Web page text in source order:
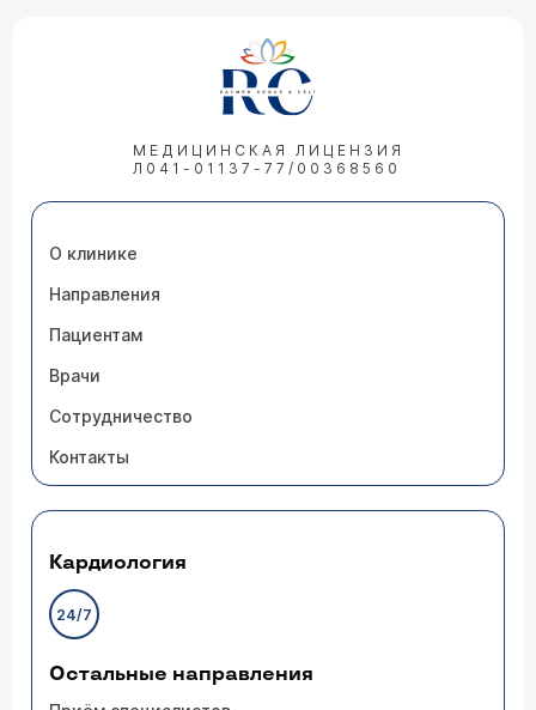
МЕДИЦИНСКАЯ ЛИЦЕНЗИЯ
Л041-01137-77/00368560
О клинике
Направления
Пациентам
Врачи
Сотрудничество
Контакты
Кардиология
24/7
Остальные направления